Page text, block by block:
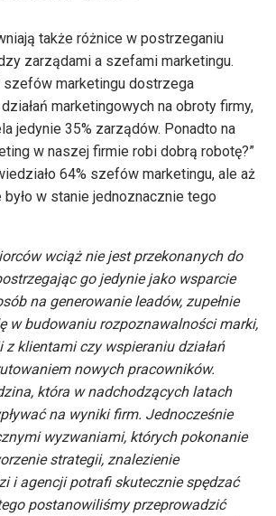
także różnice w postrzeganiu
zarządami a szefami marketingu.
szefów marketingu dostrzega
marketingowych na obroty firmy,
jedynie 35% zarządów. Ponadto na
w naszej firmie robi dobrą robotę?”
64% szefów marketingu, ale aż
w stanie jednoznacznie tego
wciąż nie jest przekonanych do
go jedynie jako wsparcie
na generowanie leadów, zupełnie
w budowaniu rozpoznawalności marki,
klientami czy wspieraniu działań
nowych pracowników.
która w nadchodzących latach
na wyniki firm. Jednocześnie
wyzwaniami, których pokonanie
strategii, znalezienie
i agencji potrafi skutecznie spędzać
postanowiliśmy przeprowadzić